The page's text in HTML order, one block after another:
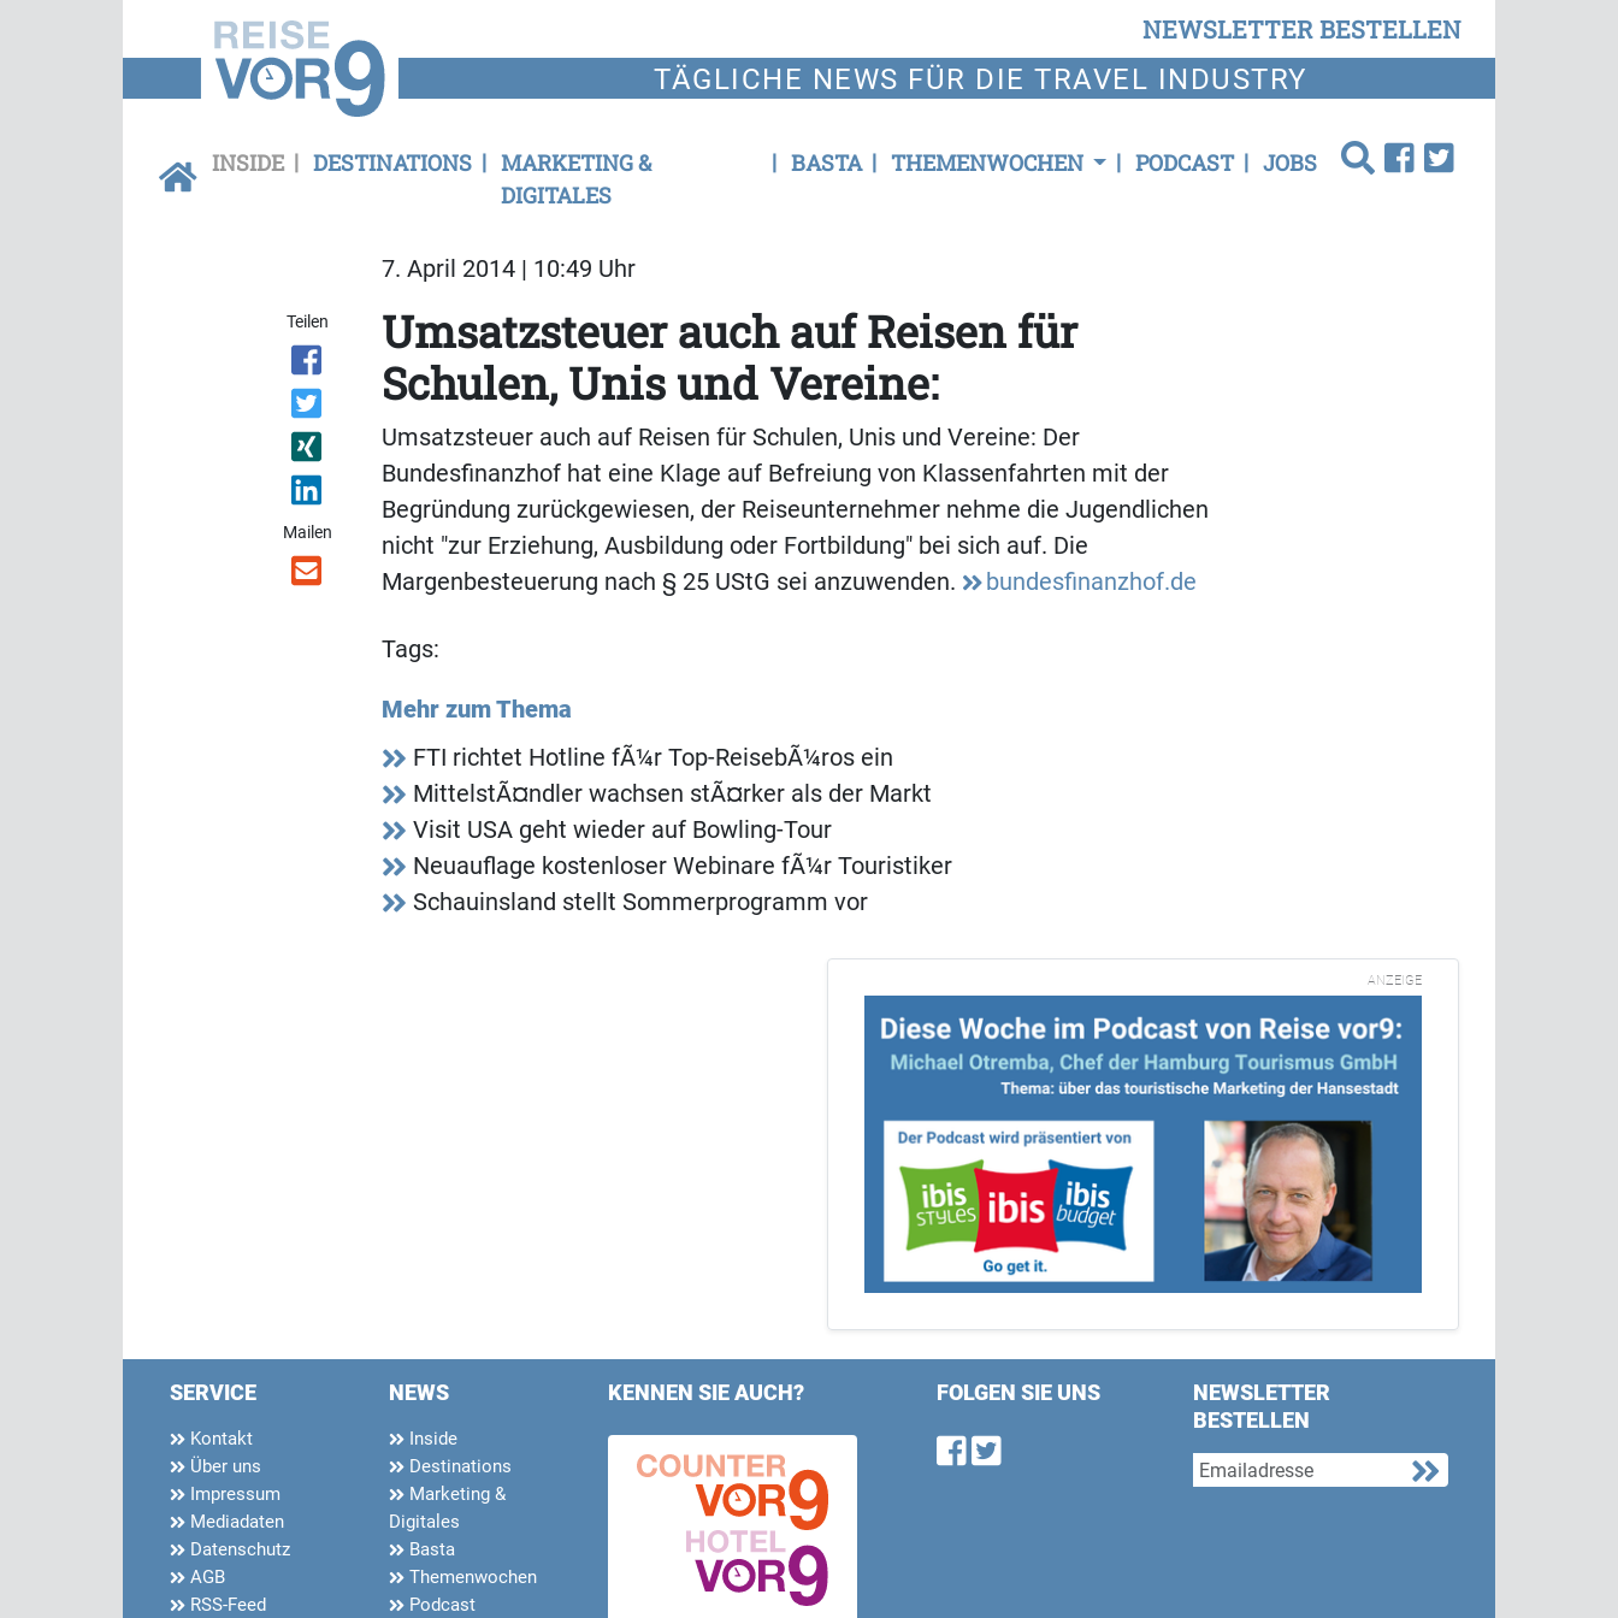
NEWSLETTER BESTELLEN
TÄGLICHE NEWS FÜR DIE TRAVEL INDUSTRY
INSIDE DESTINATIONS
MARKETING &
DIGITALES
BASTA THEMENWOCHEN PODCAST JOBS
7. April 2014 | 10:49 Uhr
Teilen
Mailen
Umsatzsteuer auch auf Reisen für
Schulen, Unis und Vereine:
Umsatzsteuer auch auf Reisen für Schulen, Unis und Vereine: Der
Bundesfinanzhof hat eine Klage auf Befreiung von Klassenfahrten mit der
Begründung zurückgewiesen, der Reiseunternehmer nehme die Jugendlichen
nicht "zur Erziehung, Ausbildung oder Fortbildung" bei sich auf. Die
Margenbesteuerung nach § 25 UStG sei anzuwenden.
bundesfinanzhof.de
Tags:
Mehr zum Thema
FTI richtet Hotline fÃ¼r Top-ReisebÃ¼ros ein
MittelstÃ¤ndler wachsen stÃ¤rker als der Markt
Visit USA geht wieder auf Bowling-Tour
Neuauflage kostenloser Webinare fÃ¼r Touristiker
Schauinsland stellt Sommerprogramm vor
ANZEIGE
SERVICE
Kontakt
Über uns
Impressum
Mediadaten
Datenschutz
AGB
RSS-Feed
NEWS
Inside
Destinations
Marketing &
Digitales
Basta
Themenwochen
Podcast
KENNEN SIE AUCH? FOLGEN SIE UNS
Find us on Facebook
Follow us on Twitter
NEWSLETTER
BESTELLEN